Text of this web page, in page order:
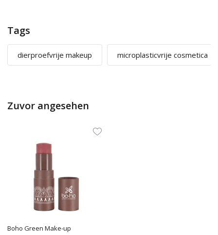
Tags
dierproefvrije makeup microplasticvrije cosmetica
Zuvor angesehen
Boho Green Make-up